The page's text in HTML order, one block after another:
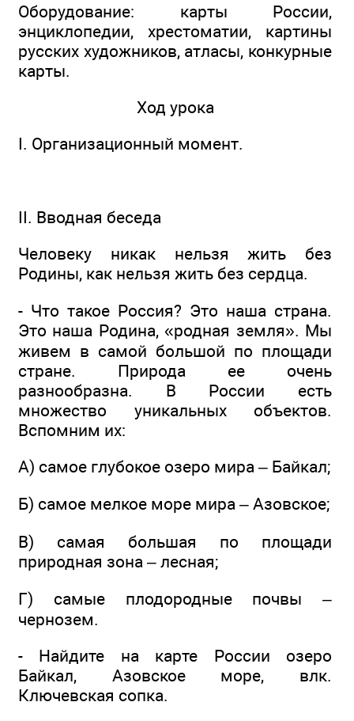
Оборудование: карты России,
энциклопедии, хрестоматии, картины
русских художников, атласы, конкурные
карты.
Ход урока
I. Организационный момент.
II. Вводная беседа
Человеку никак нельзя жить без
Родины, как нельзя жить без сердца.
- Что такое Россия? Это наша страна.
Это наша Родина, «родная земля». Мы
живем в самой большой по площади
стране. Природа ее очень
разнообразна. В России есть
множество уникальных объектов.
Вспомним их:
А) самое глубокое озеро мира – Байкал;
Б) самое мелкое море мира – Азовское;
В) самая большая по площади
природная зона – лесная;
Г) самые плодородные почвы –
чернозем.
- Найдите на карте России озеро
Байкал, Азовское море, влк.
Ключевская сопка.